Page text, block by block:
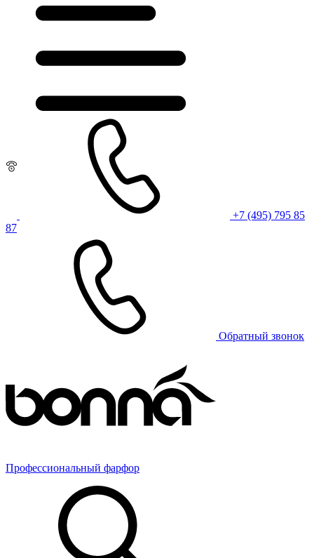
+7 (495) 795 85
87
Обратный звонок
Профессиональный фарфор